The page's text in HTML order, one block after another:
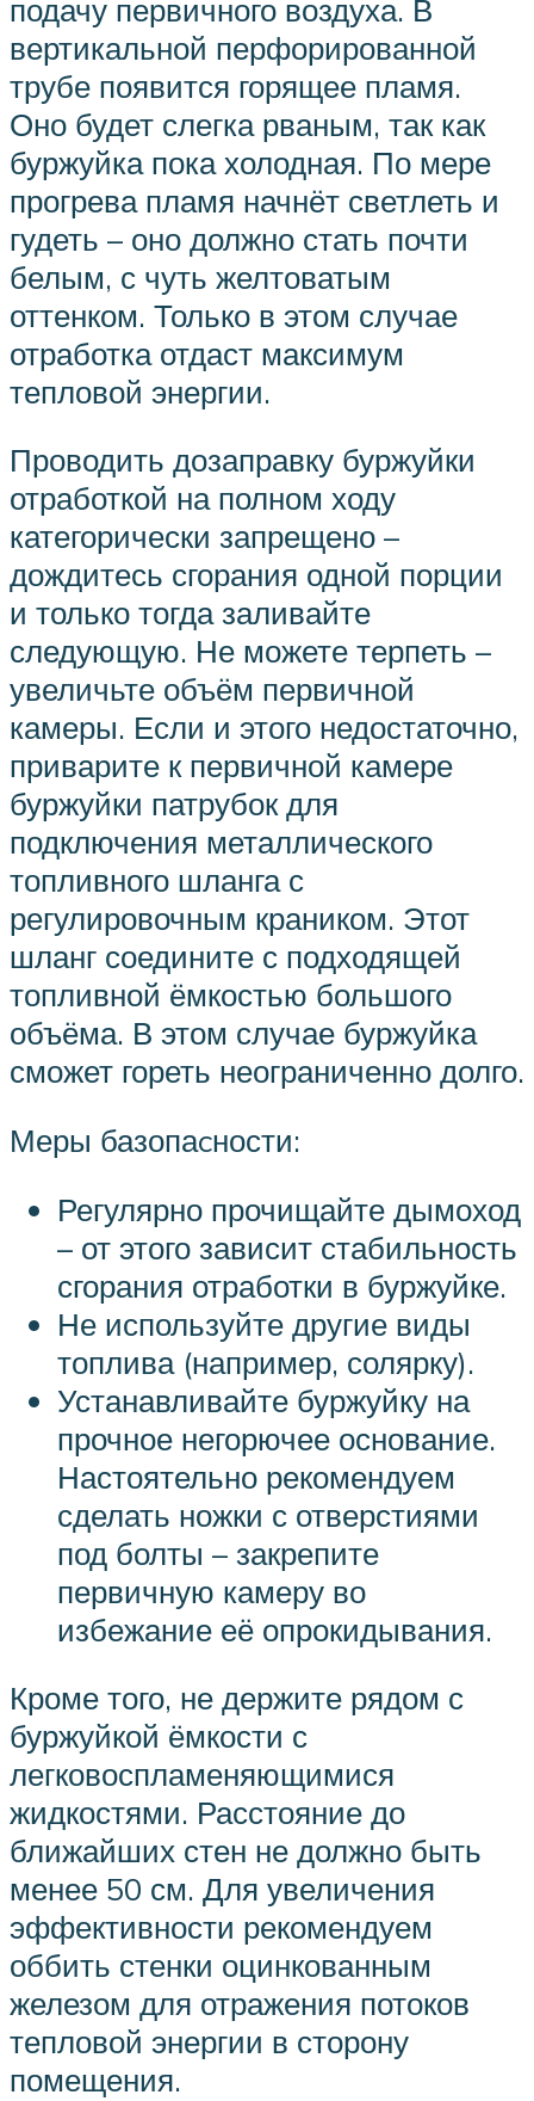
подачу первичного воздуха. В
вертикальной перфорированной
трубе появится горящее пламя.
Оно будет слегка рваным, так как
буржуйка пока холодная. По мере
прогрева пламя начнёт светлеть и
гудеть – оно должно стать почти
белым, с чуть желтоватым
оттенком. Только в этом случае
отработка отдаст максимум
тепловой энергии.
Проводить дозаправку буржуйки
отработкой на полном ходу
категорически запрещено –
дождитесь сгорания одной порции
и только тогда заливайте
следующую. Не можете терпеть –
увеличьте объём первичной
камеры. Если и этого недостаточно,
приварите к первичной камере
буржуйки патрубок для
подключения металлического
топливного шланга с
регулировочным краником. Этот
шланг соедините с подходящей
топливной ёмкостью большого
объёма. В этом случае буржуйка
сможет гореть неограниченно долго.
Меры базопаcности:
Регулярно прочищайте дымоход
– от этого зависит стабильность
сгорания отработки в буржуйке.
Не используйте другие виды
топлива (например, солярку).
Устанавливайте буржуйку на
прочное негорючее основание.
Настоятельно рекомендуем
сделать ножки с отверстиями
под болты – закрепите
первичную камеру во
избежание её опрокидывания.
Кроме того, не держите рядом с
буржуйкой ёмкости с
легковоспламеняющимися
жидкостями. Расстояние до
ближайших стен не должно быть
менее 50 см. Для увеличения
эффективности рекомендуем
оббить стенки оцинкованным
железом для отражения потоков
тепловой энергии в сторону
помещения.